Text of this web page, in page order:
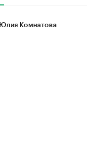
Юлия Комнатова